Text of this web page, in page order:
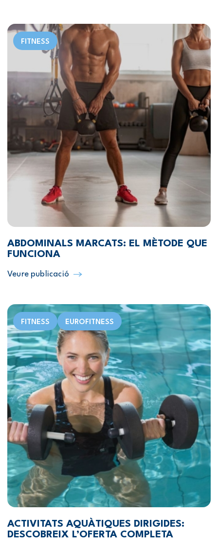
FITNESS
ABDOMINALS MARCATS: EL MÈTODE QUE
FUNCIONA
Veure publicació
FITNESS EUROFITNESS
ACTIVITATS AQUÀTIQUES DIRIGIDES:
DESCOBREIX L’OFERTA COMPLETA